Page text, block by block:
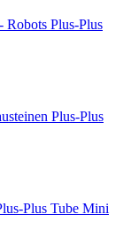
Plus-Plus
Plus-Plus
Plus Tube Mini